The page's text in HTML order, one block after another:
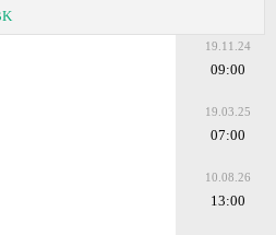
19.11.24
09:00
19.03.25
07:00
10.08.26
13:00